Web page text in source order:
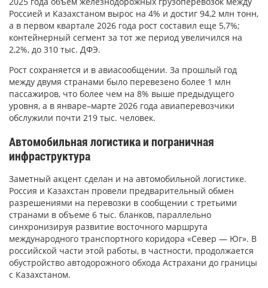
Россией и Казахстаном вырос на 4% и достиг 94,2 млн тонн,
а в первом квартале 2026 года рост составил еще 5,7%;
контейнерный сегмент за тот же период увеличился на
2,2%, до 310 тыс. ДФЭ.
Рост сохраняется и в авиасообщении. За прошлый год
между двумя странами было перевезено более 1 млн
пассажиров, что более чем на 8% выше предыдущего
уровня, а в январе–марте 2026 года авиаперевозчики
обслужили почти 219 тыс. человек.
Автомобильная логистика и пограничная
инфраструктура
Заметный акцент сделан и на автомобильной логистике.
Россия и Казахстан провели предварительный обмен
разрешениями на перевозки в сообщении с третьими
странами в объеме 6 тыс. бланков, параллельно
синхронизируя развитие восточного маршрута
международного транспортного коридора «Север — Юг». В
российской части этой работы, в частности, продолжается
обустройство автодорожного обхода Астрахани до границы
с Казахстаном.